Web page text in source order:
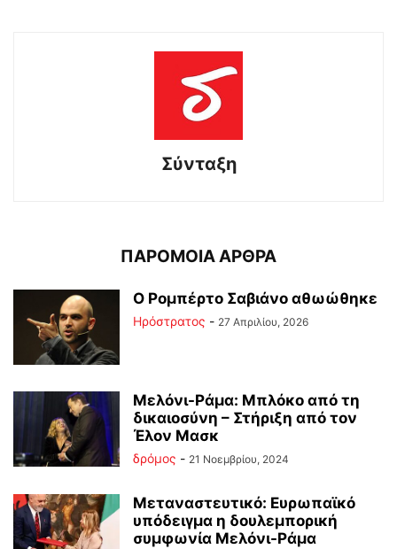
Σύνταξη
ΠΑΡΟΜΟΙΑ ΑΡΘΡΑ
Ο Ρομπέρτο Σαβιάνο αθωώθηκε
Ηρόστρατος - 27 Απριλίου, 2026
Μελόνι-Ράμα: Μπλόκο από τη
δικαιοσύνη – Στήριξη από τον
Έλον Μασκ
δρόμος - 21 Νοεμβρίου, 2024
Μεταναστευτικό: Ευρωπαϊκό
υπόδειγμα η δουλεμπορική
συμφωνία Μελόνι-Ράμα